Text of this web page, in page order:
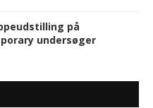
på
undersøger